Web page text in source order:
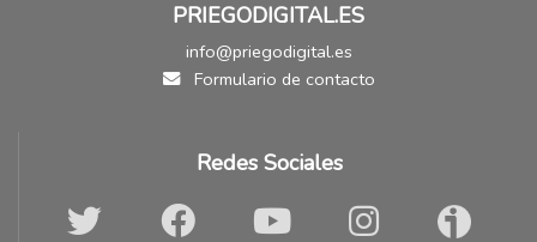
PRIEGODIGITAL.ES
info@priegodigital.es
Formulario de contacto
Redes Sociales